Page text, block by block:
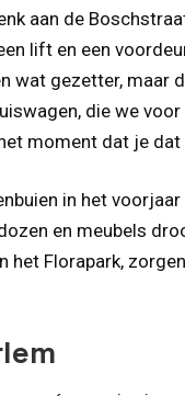
aan de
lift en een
gezetter, maar
die we
moment dat je
in het
en meubels
Florapark,